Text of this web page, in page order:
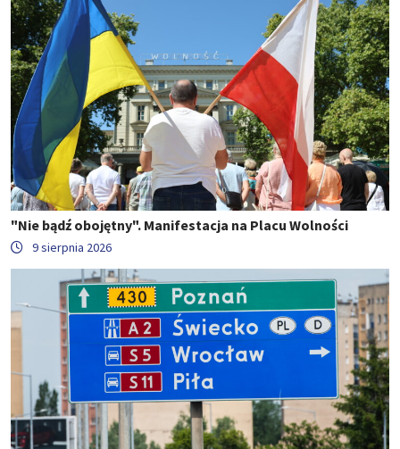
"Nie bądź obojętny". Manifestacja na Placu Wolności
9 sierpnia 2026